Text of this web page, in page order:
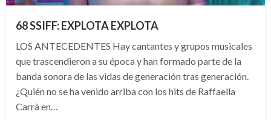
68 SSIFF: EXPLOTA EXPLOTA
LOS ANTECEDENTES Hay cantantes y grupos musicales
que trascendieron a su época y han formado parte de la
banda sonora de las vidas de generación tras generación.
¿Quién no se ha venido arriba con los hits de Raffaella
Carrà en…